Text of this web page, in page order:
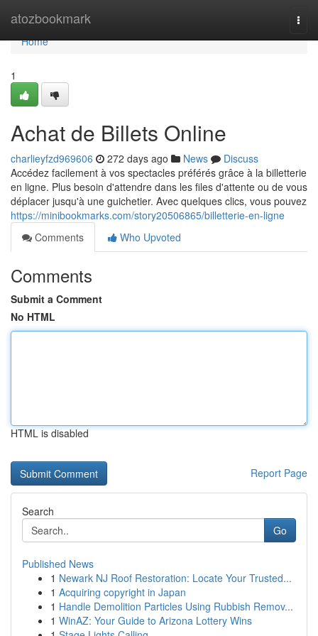
atozbookmark
Home
Home
1
Achat de Billets Online
charlieyfzd969606 272 days ago News
Discuss
Accédez facilement à vos spectacles préférés grâce à la billetterie
en ligne. Plus besoin d'attendre dans les files d'attente ou de vous
déplacer jusqu'à une guichetier. Avec quelques clics, vous pouvez
https://minibookmarks.com/story20506865/billetterie-en-ligne
Comments
Who Upvoted
Comments
Submit a Comment
No HTML
HTML is disabled
Report Page
Search
Go
Published News
1 Newark NJ Roof Restoration: Locate Your Trusted...
1 Acquiring copyright in Japan
1 Handle Demolition Particles Using Rubbish Remov...
1 WinAZ: Your Guide to Arizona Lottery Wins